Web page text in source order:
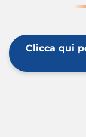
Clicca qui